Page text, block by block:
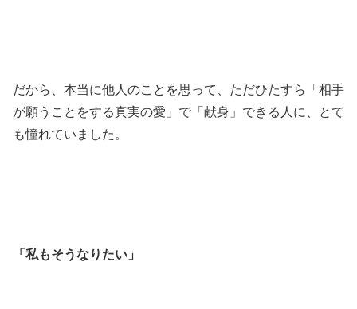
だから、本当に他人のことを思って、ただひたすら「相手
が願うことをする真実の愛」で「献身」できる人に、とて
も憧れていました。
「私もそうなりたい」